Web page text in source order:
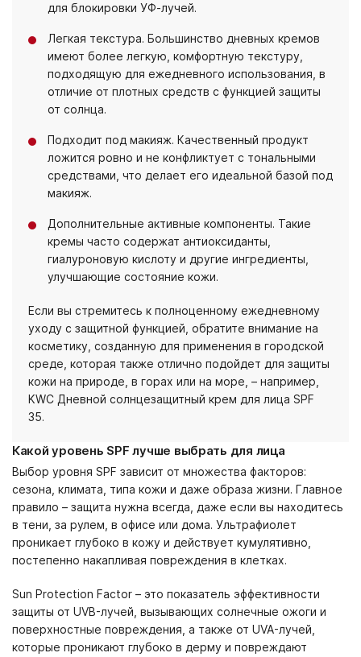
для блокировки УФ-лучей.
Легкая текстура. Большинство дневных кремов
имеют более легкую, комфортную текстуру,
подходящую для ежедневного использования, в
отличие от плотных средств с функцией защиты
от солнца.
Подходит под макияж. Качественный продукт
ложится ровно и не конфликтует с тональными
средствами, что делает его идеальной базой под
макияж.
Дополнительные активные компоненты. Такие
кремы часто содержат антиоксиданты,
гиалуроновую кислоту и другие ингредиенты,
улучшающие состояние кожи.
Если вы стремитесь к полноценному ежедневному
уходу с защитной функцией, обратите внимание на
косметику, созданную для применения в городской
среде, которая также отлично подойдет для защиты
кожи на природе, в горах или на море, – например,
KWC Дневной солнцезащитный крем для лица SPF
35.
Какой уровень SPF лучше выбрать для лица
Выбор уровня SPF зависит от множества факторов:
сезона, климата, типа кожи и даже образа жизни. Главное
правило – защита нужна всегда, даже если вы находитесь
в тени, за рулем, в офисе или дома. Ультрафиолет
проникает глубоко в кожу и действует кумулятивно,
постепенно накапливая повреждения в клетках.
Sun Protection Factor – это показатель эффективности
защиты от UVB-лучей, вызывающих солнечные ожоги и
поверхностные повреждения, а также от UVA-лучей,
которые проникают глубоко в дерму и повреждают